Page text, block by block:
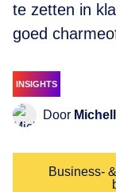
te zetten in
goed
INSIGHTS
Door
Business-